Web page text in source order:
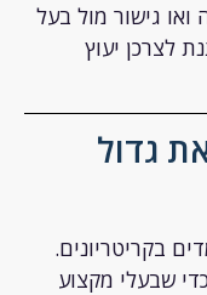
מול בעל
יעוץ
מקצוע